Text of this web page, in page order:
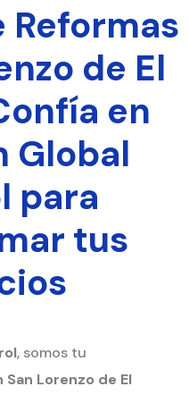
Reformas
de El
en
Global
para
tus
, somos tu
San Lorenzo de El